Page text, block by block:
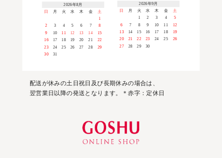
2026年8月
日
月 火 水 木 金
土
1
2 3 4 5 6 7
8
9
10 11 12 13 14
15
16
17 18 19 20 21 22
23 24 25 26 27 28
29
30
31
2026年9月
日
月 火 水 木 金
土
1
2 3 4 5
6 7 8 9 10 11
12
13
14 15 16 17 18 19
20 21 22 23 24 25
26
27
28 29 30
配送が休みの土日祝日及び長期休みの場合は、
翌営業日以降の発送となります。＊赤字：定休日